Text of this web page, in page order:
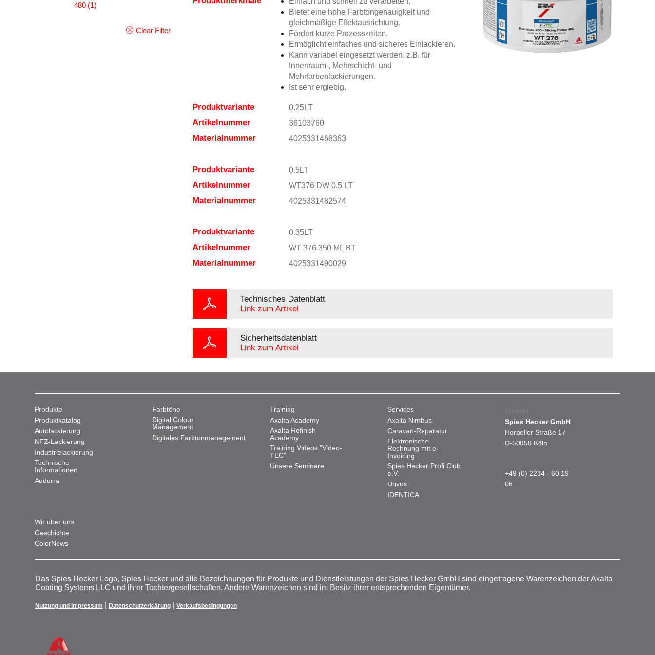
480 (1)
Clear Filter
Bietet eine hohe Farbtongenauigkeit und
gleichmäßige Effektausrichtung.
Fördert kurze Prozesszeiten.
Ermöglicht einfaches und sicheres Einlackieren.
Kann variabel eingesetzt werden, z.B. für
Innenraum-, Mehrschicht- und
Mehrfarbenlackierungen.
Ist sehr ergiebig.
Produktvariante 0.25LT
Artikelnummer 36103760
Materialnummer 4025331468363
Produktvariante 0.5LT
Artikelnummer WT376 DW 0.5 LT
Materialnummer 4025331482574
Produktvariante 0.35LT
Artikelnummer WT 376 350 ML BT
Materialnummer 4025331490029
Technisches Datenblatt
Link zum Artikel
Sicherheitsdatenblatt
Link zum Artikel
Produkte
Produktkatalog
Autolackierung
NFZ-Lackierung
Industrielackierung
Technische
Informationen
Audurra
Farbtöne
Digital Colour
Management
Digitales Farbtonmanagement
Training
Axalta Academy
Axalta Refinish
Academy
Training Videos "Video-
TEC"
Unsere Seminare
Services
Axalta Nimbus
Caravan-Reparatur
Elektronische
Rechnung mit e-
Invoicing
Spies Hecker Profi Club
e.V.
Drivus
IDENTICA
Wir über uns
Geschichte
ColorNews
Kontakt
Spies Hecker GmbH
Horbeller Straße 17
D-50858 Köln
+49 (0) 2234 - 60 19
06
Das Spies Hecker Logo, Spies Hecker und alle Bezeichnungen für Produkte und Dienstleistungen der Spies Hecker GmbH sind eingetragene Warenzeichen der Axalta
Coating Systems LLC und ihrer Tochtergesellschaften. Andere Warenzeichen sind im Besitz ihrer entsprechenden Eigentümer.
Nutzung und Impressum Datenschutzerklärung Verkaufsbedingungen